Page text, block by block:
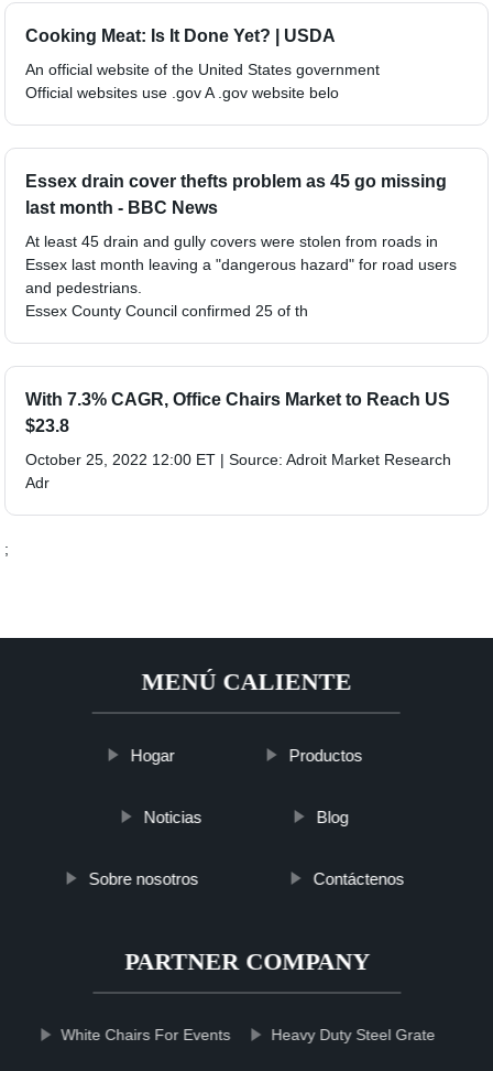
Cooking Meat: Is It Done Yet? | USDA
An official website of the United States government
Official websites use .gov A .gov website belo
Essex drain cover thefts problem as 45 go missing
last month - BBC News
At least 45 drain and gully covers were stolen from roads in
Essex last month leaving a "dangerous hazard" for road users
and pedestrians.
Essex County Council confirmed 25 of th
With 7.3% CAGR, Office Chairs Market to Reach US
$23.8
October 25, 2022 12:00 ET | Source: Adroit Market Research
Adr
;
MENÚ CALIENTE
Hogar Productos
Noticias Blog
Sobre nosotros Contáctenos
PARTNER COMPANY
White Chairs For Events Heavy Duty Steel Grate